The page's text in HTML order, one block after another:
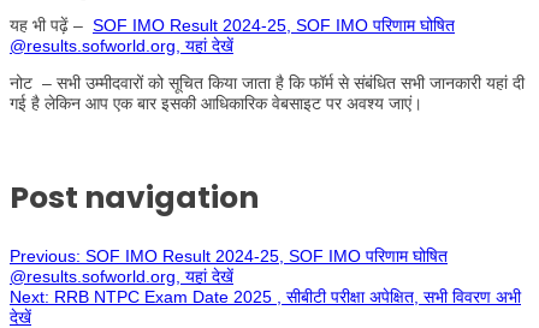
यह भी पढ़ें – SOF IMO Result 2024-25, SOF IMO परिणाम घोषित
@results.sofworld.org, यहां देखें
नोट – सभी उम्मीदवारों को सूचित किया जाता है कि फॉर्म से संबंधित सभी जानकारी यहां दी
गई है लेकिन आप एक बार इसकी आधिकारिक वेबसाइट पर अवश्य जाएं।
Post navigation
Previous: SOF IMO Result 2024-25, SOF IMO परिणाम घोषित
@results.sofworld.org, यहां देखें
Next: RRB NTPC Exam Date 2025 , सीबीटी परीक्षा अपेक्षित, सभी विवरण अभी
देखें